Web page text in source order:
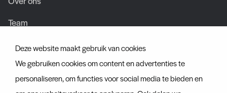
Deze website maakt gebruik van cookies
We gebruiken cookies om content en advertenties te
personaliseren, om functies voor social media te bieden en
Team
Vacatures
Certificaten